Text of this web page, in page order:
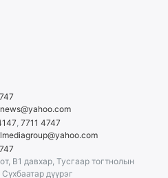
, 7711 4747
B1 давхар, Тусгаар тогтнолын
дүүрэг